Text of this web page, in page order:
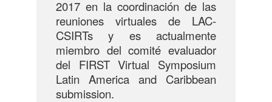
2017 en la coordinación de las
reuniones virtuales de LAC-
CSIRTs y es actualmente
miembro del comité evaluador
del FIRST Virtual Symposium
Latin America and Caribbean
submission.